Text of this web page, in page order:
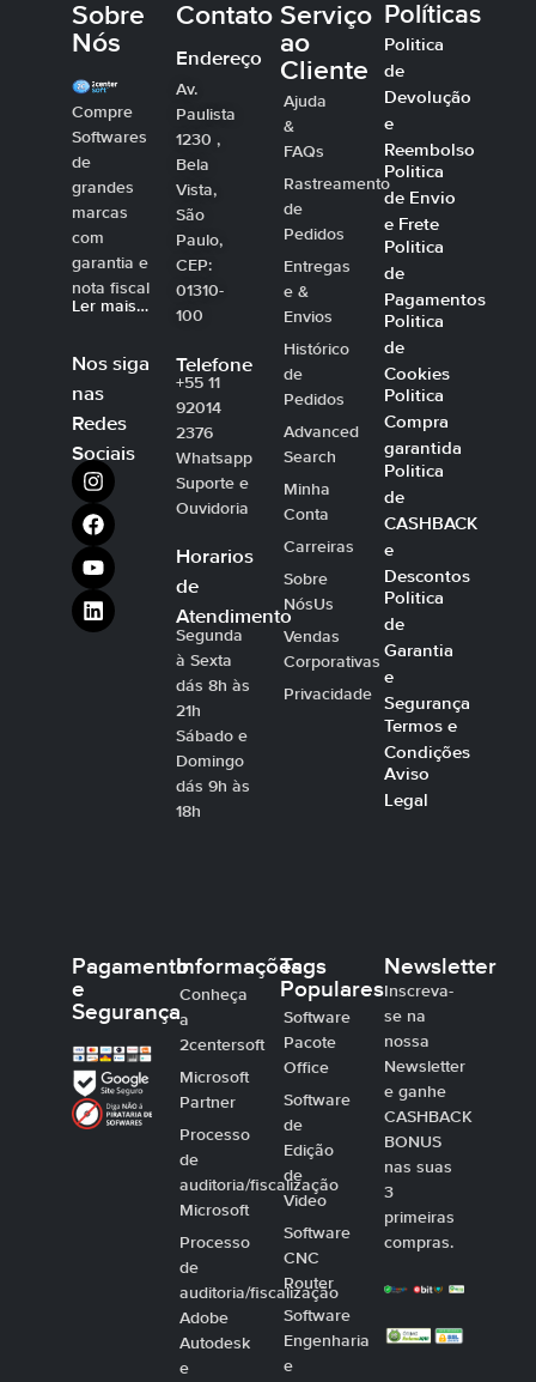
Sobre
Nós
Compre
Softwares
de
grandes
marcas
com
garantia e
nota fiscal
Ler mais…
Nos siga
nas
Redes
Sociais
Contato
Endereço
Av.
Paulista
1230 ,
Bela
Vista,
São
Paulo,
CEP:
01310-
100
Telefone
+55 11
92014
2376
Whatsapp
Suporte e
Ouvidoria
Horarios
de
Atendimento
Segunda
à Sexta
dás 8h às
21h
Sábado e
Domingo
dás 9h às
18h
Serviço
ao
Cliente
Ajuda
&
FAQs
Rastreamento
de
Pedidos
Entregas
e &
Envios
Histórico
de
Pedidos
Advanced
Search
Minha
Conta
Carreiras
Sobre
NósUs
Vendas
Corporativas
Privacidade
Políticas
Politica
de
Devolução
e
Reembolso
Politica
de Envio
e Frete
Politica
de
Pagamentos
Politica
de
Cookies
Politica
Compra
garantida
Politica
de
CASHBACK
e
Descontos
Politica
de
Garantia
e
Segurança
Termos e
Condições
Aviso
Legal
Pagamento
e
Segurança
Informações
Conheça
a
2centersoft
Microsoft
Partner
Processo
de
auditoria/fiscalização
Microsoft
Processo
de
auditoria/fiscalização
Adobe
Autodesk
e
Tags
Populares
Software
Pacote
Office
Software
de
Edição
de
Video
Software
CNC
Router
Software
Engenharia
e
Newsletter
Inscreva-
se na
nossa
Newsletter
e ganhe
CASHBACK
BONUS
nas suas
3
primeiras
compras.